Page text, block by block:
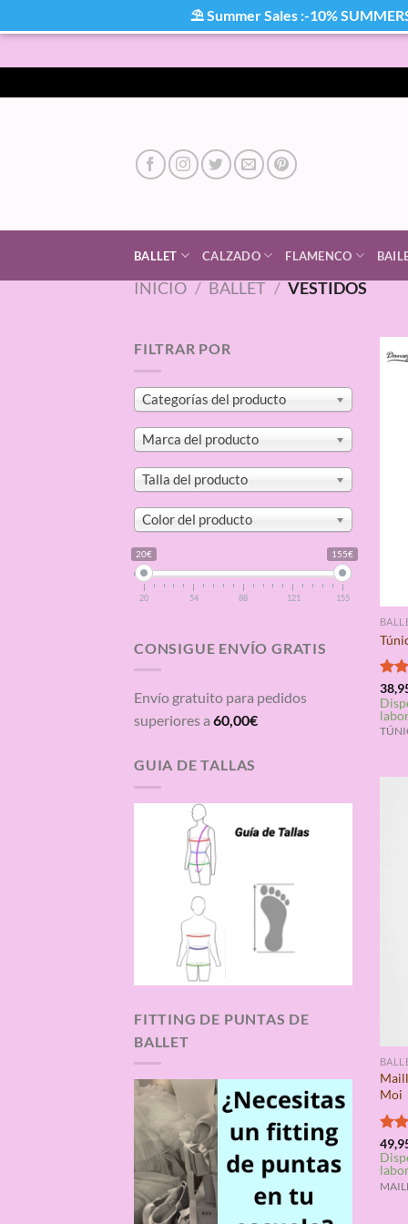
al
BALLET CALZADO FLAMENCO
INICIO / BALLET / VESTIDOS
FILTRAR POR
Categorías del producto
Marca del producto
Talla del producto
Color del producto
20€ 155€
20 54 88 121 155
CONSIGUE ENVÍO GRATIS
Envío gratuito para pedidos
superiores a 60,00€
GUIA DE TALLAS
FITTING DE PUNTAS DE
BALLET
con
de 5
Moi
con
de 5
⛱ Summer Sales :-10%